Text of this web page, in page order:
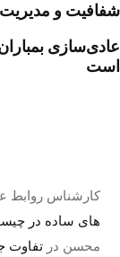
شفافیت و مدیریت
عادی‌سازی
است
کارشناس روابط
های ساده در
محسن درتفاوت